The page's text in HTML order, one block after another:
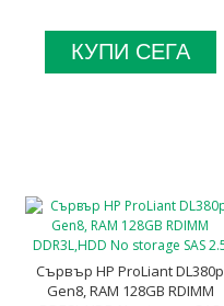
КУПИ СЕГА
Сървър HP ProLiant DL380p
Gen8, RAM 128GB RDIMM